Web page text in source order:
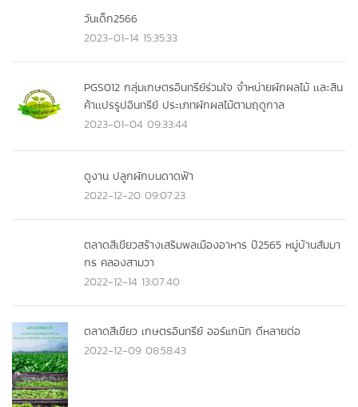
วันเด็ก2566
2023-01-14 15:35:33
PGS012 กลุ่มเกษตรอินทรีย์ร่วมใจ จำหน่ายผักผลไม้ เเละสิน
ค้าเเปรรูปอินทรีย์ ประเภทผักผลไม้ตามฤดูกาล
2023-01-04 09:33:44
ดูงาน ปลูกผักบนดาดฟ้า
2022-12-20 09:07:23
ตลาดสีเขียวสร้างเสริมพลเมืองอาหาร ปี2565 หมู่บ้านสัมมา
กร คลองสามวา
2022-12-14 13:07:40
ตลาดสีเขียว เกษตรอินทรีย์ ออร์แกนิก ดีหลายต่อ
2022-12-09 08:58:43